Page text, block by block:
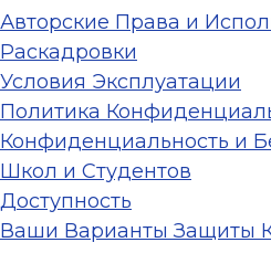
Авторские Права и
Раскадровки
Условия Эксплуатации
Политика
Конфиденциальность и
Школ и Студентов
Доступность
Ваши Варианты Защиты